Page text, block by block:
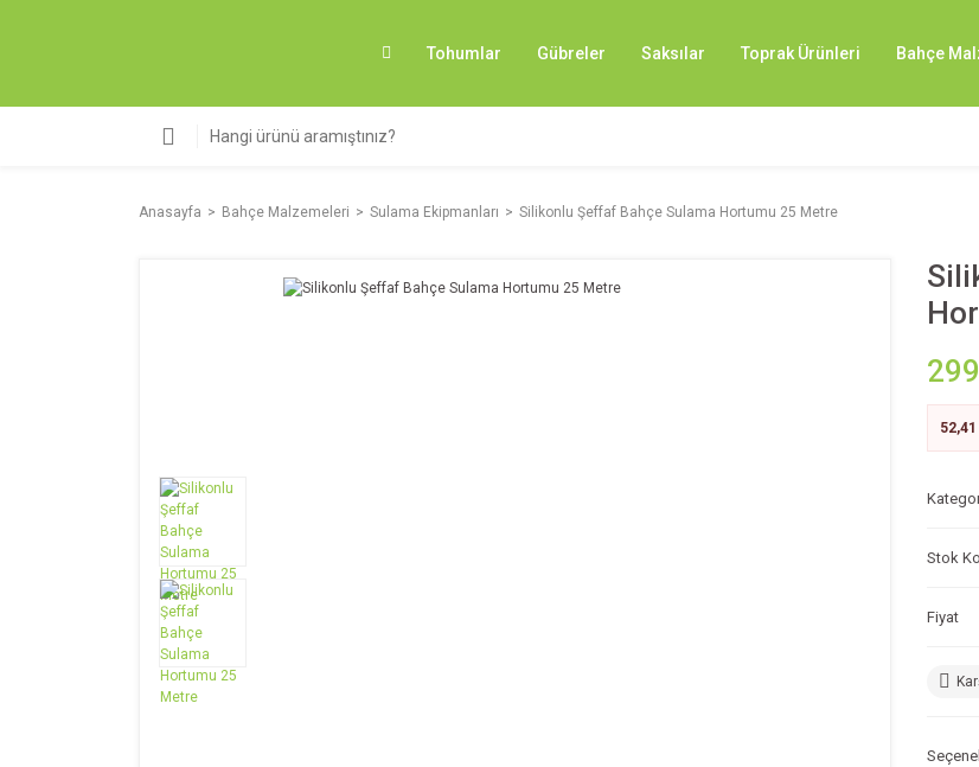
Tohumlar Gübreler Saksılar Toprak Ürünleri Bahçe
Anasayfa Bahçe Malzemeleri Sulama Ekipmanları Silikonlu Şeffaf Bahçe Sulama Hortumu 25 Metre
Stok
Fiyat